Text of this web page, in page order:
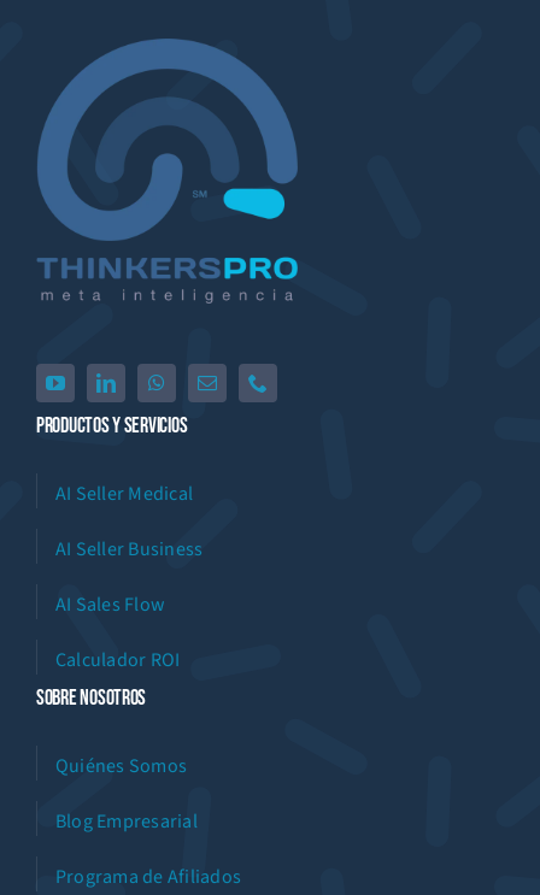
Productos Y Servicios
AI Seller Medical
AI Seller Business
AI Sales Flow
Calculador ROI
Sobre Nosotros
Quiénes Somos
Blog Empresarial
Programa de Afiliados